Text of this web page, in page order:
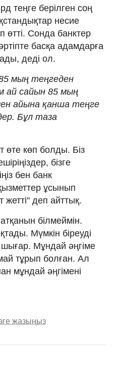
теңге берілген соң
несие
өтті. Сонда банктер
басқа адамдарға
деді ол.
мың теңгеден
ай сайын 85 мың
айына қанша теңге
Бұл таза
өте көп болды. Біз
бізге
бен банк
ұсынып
жетті" деп айттық.
білмеймін.
Мүмкін біреуді
Мұндай әңгіме
тұрып болған. Ал
мұндай әңгімені
жазыңыз